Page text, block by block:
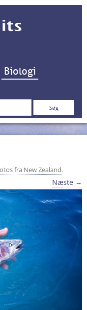
indhold
Biologi
fra New Zealand.
Næste →